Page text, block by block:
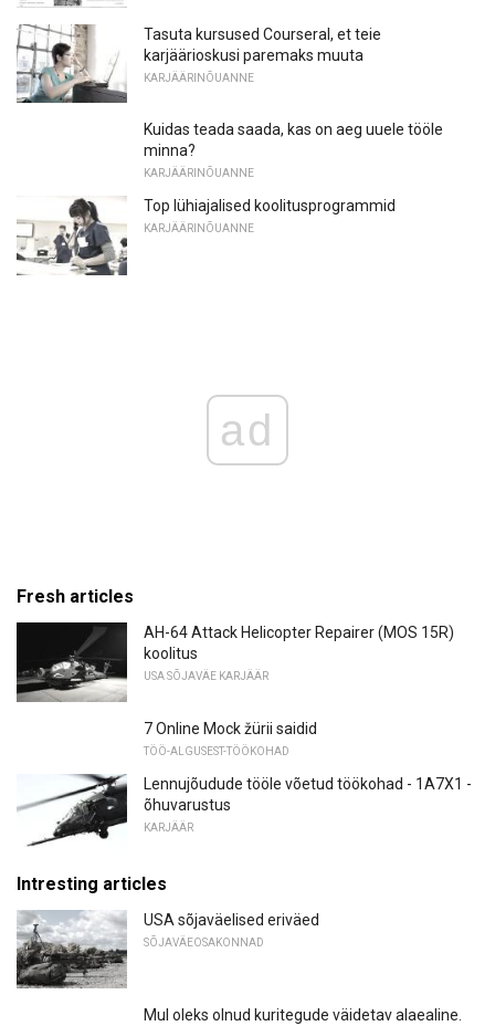
Tasuta kursused Courseral, et teie
karjäärioskusi paremaks muuta
KARJÄÄRINÕUANNE
Kuidas teada saada, kas on aeg uuele tööle
minna?
KARJÄÄRINÕUANNE
Top lühiajalised koolitusprogrammid
KARJÄÄRINÕUANNE
ad
Fresh articles
AH-64 Attack Helicopter Repairer (MOS 15R)
koolitus
USA SÕJAVÄE KARJÄÄR
7 Online Mock žürii saidid
TÖÖ-ALGUSEST-TÖÖKOHAD
Lennujõudude tööle võetud töökohad - 1A7X1 -
õhuvarustus
KARJÄÄR
Intresting articles
USA sõjaväelised eriväed
SÕJAVÄEOSAKONNAD
Mul oleks olnud kuritegude väidetav alaealine.